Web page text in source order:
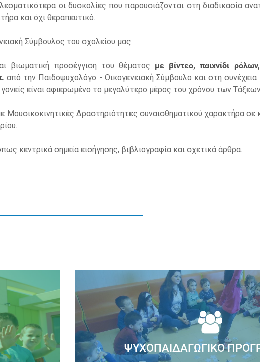
οι δυσκολίες που παρουσιάζονται στη διαδικασία
και όχι θεραπευτικό.
Σύμβουλος του σχολείου μας.
βιωματική προσέγγιση του θέματος με βίντεο, παιχνίδι
από την Παιδοψυχολόγο - Οικογενειακή Σύμβουλο και στη
είναι αφιερωμένο το μεγαλύτερο μέρος του χρόνου των
Μουσικοκινητικές Δραστηριότητες συναισθηματικού χαρακτήρα
κεντρικά σημεία εισήγησης, βιβλιογραφία και σχετικά άρθρα.
ΨΥΧΟΠΑΙΔΑΓΩΓΙΚΌ